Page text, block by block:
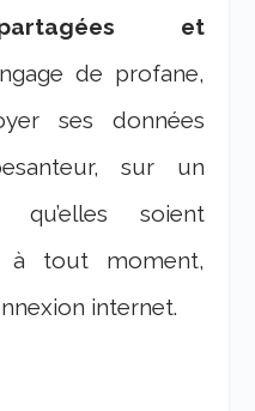
et
de profane,
ses données
sur un
soient
à tout moment,
internet.